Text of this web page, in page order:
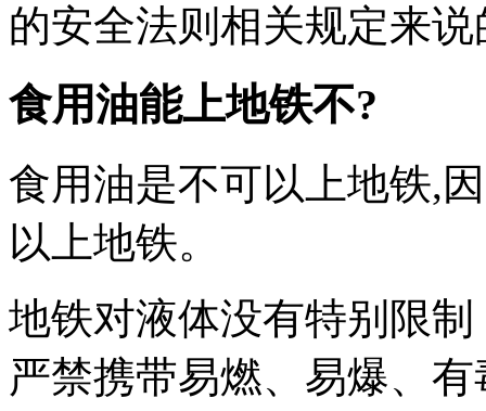
的安全法则相关规定来
食用油能上地铁不?
食用油是不可以上地铁,
以上地铁。
地铁对液体没有特别限
严禁携带易燃、易爆、